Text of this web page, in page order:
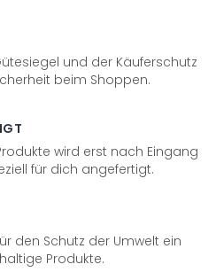
und der Käuferschutz
beim Shoppen.
wird erst nach Eingang
für dich angefertigt.
den Schutz der Umwelt ein
Produkte.